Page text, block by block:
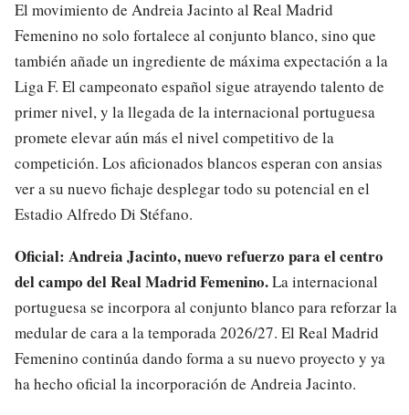
El movimiento de Andreia Jacinto al Real Madrid
Femenino no solo fortalece al conjunto blanco, sino que
también añade un ingrediente de máxima expectación a la
Liga F. El campeonato español sigue atrayendo talento de
primer nivel, y la llegada de la internacional portuguesa
promete elevar aún más el nivel competitivo de la
competición. Los aficionados blancos esperan con ansias
ver a su nuevo fichaje desplegar todo su potencial en el
Estadio Alfredo Di Stéfano.
Oficial: Andreia Jacinto, nuevo refuerzo para el centro
del campo del Real Madrid Femenino.La internacional
portuguesa se incorpora al conjunto blanco para reforzar la
medular de cara a la temporada 2026/27. El Real Madrid
Femenino continúa dando forma a su nuevo proyecto y ya
ha hecho oficial la incorporación de Andreia Jacinto.